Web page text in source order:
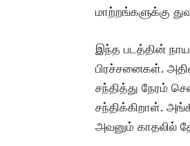
மாற்றங்களுக்கு
இந்த படத்தின்
பிரச்சனைகள்.
சந்தித்து நேரம்
சந்திக்கிறாள்.
அவனும் காதலில்